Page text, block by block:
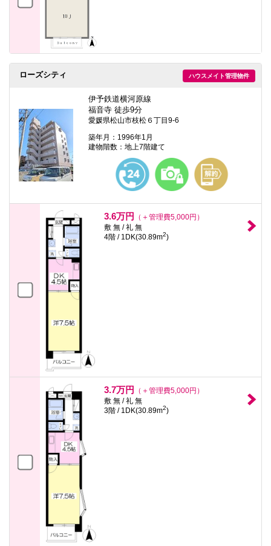
ハウスメイト管理物件
ローズシティ
伊予鉄道横河原線
福音寺 徒歩9分
愛媛県松山市枝松６丁目9-6
築年月：1996年1月
建物階数：地上7階建て
3.6万円
（＋管理費5,000円）
敷 無 / 礼 無
4階 / 1DK(30.89m2)
3.7万円
（＋管理費5,000円）
敷 無 / 礼 無
3階 / 1DK(30.89m2)